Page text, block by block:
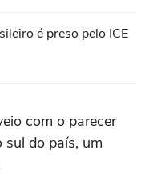
é preso pelo ICE
com o parecer
sul do país, um